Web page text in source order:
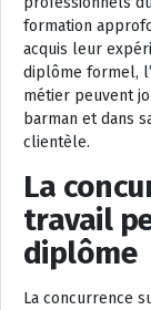
formation
acquis leur
diplôme formel,
métier peuvent
barman et dans
clientèle.
La
travail
diplôme
La concurrence